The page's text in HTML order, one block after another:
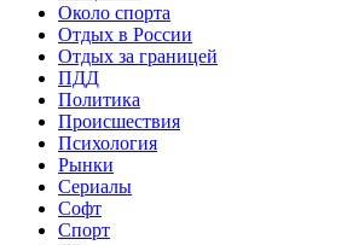
Около спорта
Отдых в России
Отдых за границей
ПДД
Политика
Происшествия
Психология
Рынки
Сериалы
Софт
Спорт